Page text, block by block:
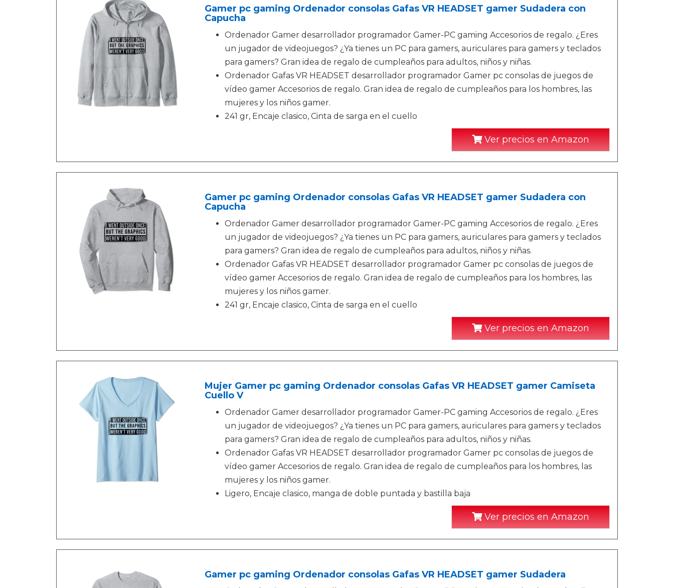
Gamer pc gaming Ordenador consolas Gafas VR HEADSET gamer Sudadera con
Capucha
Ordenador Gamer desarrollador programador Gamer-PC gaming Accesorios de regalo. ¿Eres
un jugador de videojuegos? ¿Ya tienes un PC para gamers, auriculares para gamers y teclados
para gamers? Gran idea de regalo de cumpleaños para adultos, niños y niñas.
Ordenador Gafas VR HEADSET desarrollador programador Gamer pc consolas de juegos de
vídeo gamer Accesorios de regalo. Gran idea de regalo de cumpleaños para los hombres, las
mujeres y los niños gamer.
241 gr, Encaje clasico, Cinta de sarga en el cuello
Ver precios en Amazon
Gamer pc gaming Ordenador consolas Gafas VR HEADSET gamer Sudadera con
Capucha
Ordenador Gamer desarrollador programador Gamer-PC gaming Accesorios de regalo. ¿Eres
un jugador de videojuegos? ¿Ya tienes un PC para gamers, auriculares para gamers y teclados
para gamers? Gran idea de regalo de cumpleaños para adultos, niños y niñas.
Ordenador Gafas VR HEADSET desarrollador programador Gamer pc consolas de juegos de
vídeo gamer Accesorios de regalo. Gran idea de regalo de cumpleaños para los hombres, las
mujeres y los niños gamer.
241 gr, Encaje clasico, Cinta de sarga en el cuello
Ver precios en Amazon
Mujer Gamer pc gaming Ordenador consolas Gafas VR HEADSET gamer Camiseta
Cuello V
Ordenador Gamer desarrollador programador Gamer-PC gaming Accesorios de regalo. ¿Eres
un jugador de videojuegos? ¿Ya tienes un PC para gamers, auriculares para gamers y teclados
para gamers? Gran idea de regalo de cumpleaños para adultos, niños y niñas.
Ordenador Gafas VR HEADSET desarrollador programador Gamer pc consolas de juegos de
vídeo gamer Accesorios de regalo. Gran idea de regalo de cumpleaños para los hombres, las
mujeres y los niños gamer.
Ligero, Encaje clasico, manga de doble puntada y bastilla baja
Ver precios en Amazon
Gamer pc gaming Ordenador consolas Gafas VR HEADSET gamer Sudadera